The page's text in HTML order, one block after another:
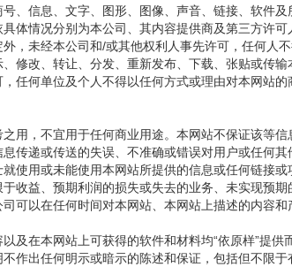
信息、文字、图形、图像、声音、链接、软件及
体情况分别为本公司、其内容提供商及第三方许可
未经本公司和/或其他权利人事先许可，任何人不
修改、转让、分发、重新发布、下载、张贴或传输
何单位及个人不得以任何方式或理由对本网站的
，不宜用于任何商业用途。本网站不保证该等信
传递或传送的失误、不准确或错误对用户或任何
使用或未能使用本网站所提供的信息或任何链接
收益、预期利润的损失或失去的业务、未实现预
可以在任何时间对本网站、本网站上描述的内容
在本网站上可获得的软件和材料均“依原样”提供
作出任何明示或暗示的陈述和保证，包括但不限于